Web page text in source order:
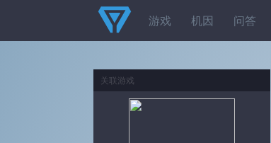
游戏 机因 问答
关联游戏